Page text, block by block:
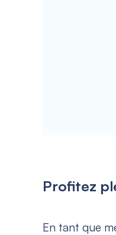
Profitez
En tant que